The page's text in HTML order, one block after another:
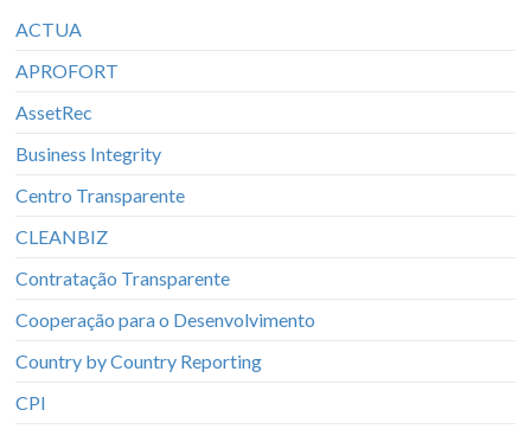
ACTUA
APROFORT
AssetRec
Business Integrity
Centro Transparente
CLEANBIZ
Contratação Transparente
Cooperação para o Desenvolvimento
Country by Country Reporting
CPI